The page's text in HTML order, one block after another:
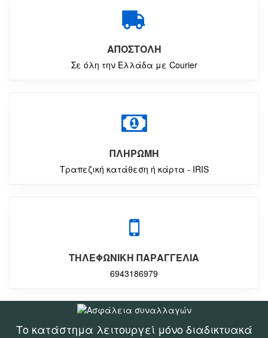
ΑΠΟΣΤΟΛΗ
Σε όλη την Ελλάδα με Courier
ΠΛΗΡΩΜΗ
Τραπεζική κατάθεση ή κάρτα - IRIS
ΤΗΛΕΦΩΝΙΚΗ ΠΑΡΑΓΓΕΛΙΑ
6943186979
Το κατάστημα λειτουργεί μόνο διαδικτυακά